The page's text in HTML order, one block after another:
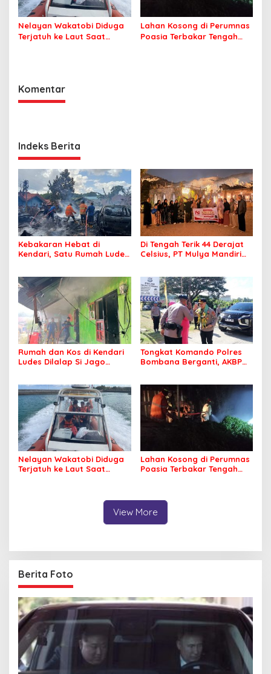
Nelayan Wakatobi Diduga
Terjatuh ke Laut Saat
Lahan Kosong di Perumnas
Poasia Terbakar Tengah
Komentar
Indeks Berita
Kebakaran Hebat di
Kendari, Satu Rumah Ludes
Di Tengah Terik 44 Derajat
Celsius, PT Mulya Mandiri
Nyaman Beribadah
Rumah dan Kos di Kendari
Ludes Dilalap Si Jago
Tongkat Komando Polres
Bombana Berganti, AKBP
Nelayan Wakatobi Diduga
Terjatuh ke Laut Saat
Lahan Kosong di Perumnas
Poasia Terbakar Tengah
View More
Berita Foto